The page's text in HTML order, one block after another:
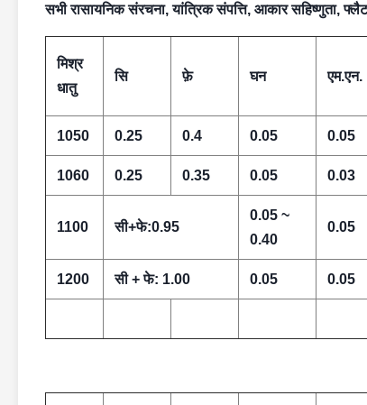
सभी रासायनिक संरचना, यांत्रिक संपत्ति, आकार सहिष्णुता,
मिश्र
धातु
सि फ़े घन एम.एन.
1050 0.25 0.4 0.05 0.05
1060 0.25 0.35 0.05 0.03
1100 सी+फे:0.95
0.05 ~
0.40
0.05
1200 सी + फे: 1.00 0.05 0.05